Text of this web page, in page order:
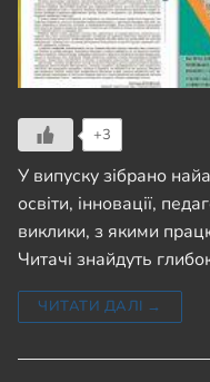
+3
У випуску зібрано
освіти, інновації,
виклики, з якими
Читачі знайдуть
ЧИТАТИ ДАЛІ →